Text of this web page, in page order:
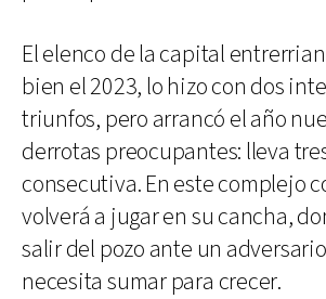
El elenco de la capital
bien el 2023, lo hizo con dos
triunfos, pero arrancó el año
derrotas preocupantes: lleva
consecutiva. En este complejo
volverá a jugar en su cancha,
salir del pozo ante un
necesita sumar para crecer.